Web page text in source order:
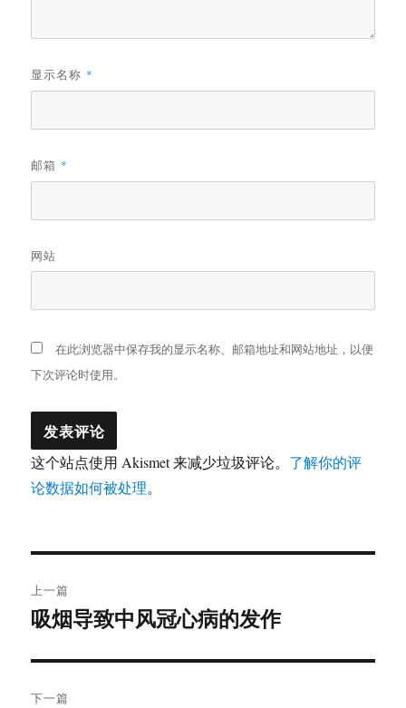
显示名称 *
邮箱 *
网站
在此浏览器中保存我的显示名称、邮箱地址和网站地址，以便
下次评论时使用。
这个站点使用 Akismet 来减少垃圾评论。 了解你的评
论数据如何被处理。
章
航
上一篇
上
文
章：
吸烟导致中风冠心病的发作
下一篇